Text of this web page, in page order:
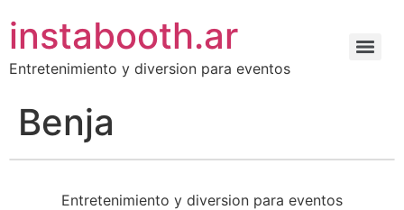
instabooth.ar
Entretenimiento y diversion para eventos
Benja
Entretenimiento y diversion para eventos